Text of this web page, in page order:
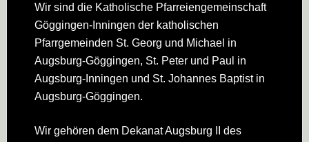
Footer
Wir sind die Katholische Pfarreien­gemeinschaft
Göggingen-Inningen der katholischen
Pfarrgemeinden St. Georg und Michael in
Augsburg-Göggingen, St. Peter und Paul in
Augsburg-Inningen und St. Johannes Baptist in
Augsburg-Göggingen.
Wir gehören dem Dekanat Augsburg II des